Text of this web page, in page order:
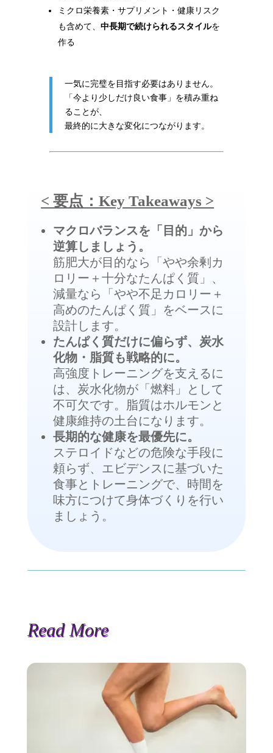
ミクロ栄養素・サプリメント・健康リスク
も含めて、 中長期で続けられるスタイルを
作る
一気に完璧を目指す必要はありません。
「今より少しだけ良い食事」を積み重ね
ることが、
最終的に大きな変化につながります。
< 要点：Key Takeaways >
マクロバランスを「目的」から
逆算しましょう。
筋肥大が目的なら「やや余剰カ
ロリー＋十分なたんぱく質」、
減量なら「やや不足カロリー＋
高めのたんぱく質」をベースに
設計します。
たんぱく質だけに偏らず、炭水
化物・脂質も戦略的に。
高強度トレーニングを支えるに
は、炭水化物が「燃料」として
不可欠です。脂質はホルモンと
健康維持の土台になります。
長期的な健康を最優先に。
ステロイドなどの危険な手段に
頼らず、エビデンスに基づいた
食事とトレーニングで、時間を
味方につけて身体づくりを行い
ましょう。
Read More